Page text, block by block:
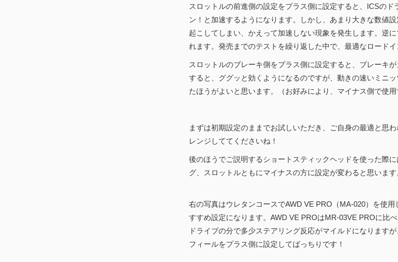
スロットルの前進側の設定をプラス側に設定すると、ICSの
ン！と加速するようになります。しかし、あまり大きな数値
起こしてしまい、かえって加速しない現象を発生します。逆
れます。発売までのテストを繰り返した中で、最適なロード
スロットルのブレーキ側をプラス側に設定すると、ブレーキ
すると、ググッと効くようになるのですが、動きの速いミニ
たほうがよいと思います。（お好みにより、マイナス側で使用
まずは初期設定のままでお試しいただき、ご自身の最適と思
レンジしててくださいね！
後のほうでご説明するショートスティックヘッドを使った際
グ、スロットルともにマイナスの方に設定が変わると思います
右の写真はウレタンコースでAWD VE PRO（MA-020）を使用
すすめ設定になります。AWD VE PROはMR-03VE PROに比
ドライブの分で多少ステアリング反応がマイルドになります
フィールをプラス側に設定してばっちりです！